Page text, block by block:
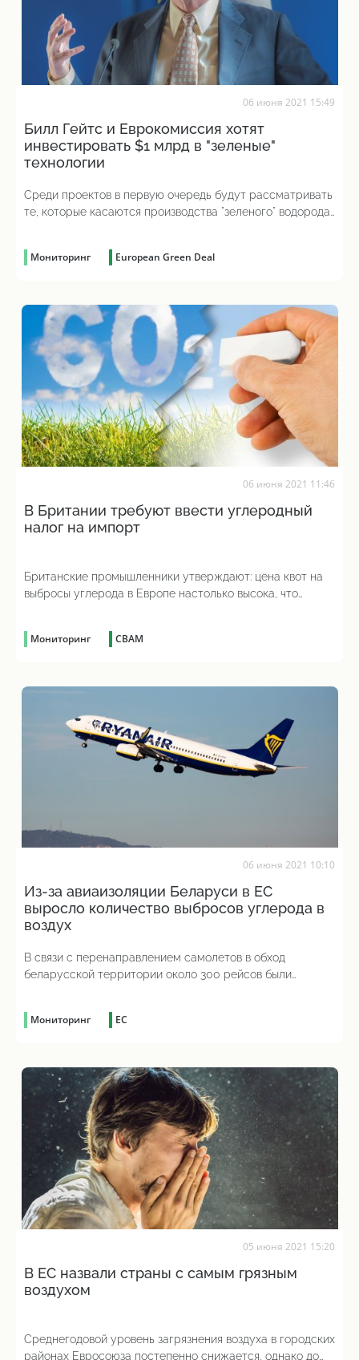
06 июня 2021 15:49
Билл Гейтс и Еврокомиссия хотят
инвестировать $1 млрд в "зеленые"
технологии
Среди проектов в первую очередь будут рассматривать
те, которые касаются производства "зеленого" водорода,
в атмосферу
Мониторинг European Green Deal
06 июня 2021 11:46
В Британии требуют ввести углеродный
налог на импорт
Британские промышленники утверждают: цена квот на
выбросы углерода в Европе настолько высока, что
углеродный налог защит их бизнес от более дешевого
Мониторинг CBAM
06 июня 2021 10:10
Из-за авиаизоляции Беларуси в ЕС
выросло количество выбросов углерода в
воздух
В связи с перенаправлением самолетов в обход
беларусской территории около 300 рейсов были
Мониторинг ЕС
05 июня 2021 15:20
В ЕС назвали страны с самым грязным
воздухом
Среднегодовой уровень загрязнения воздуха в городских
районах Евросоюза постепенно снижается, однако до